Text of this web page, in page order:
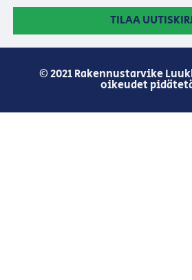
TILAA
© 2021 Rakennustarvike
oikeudet